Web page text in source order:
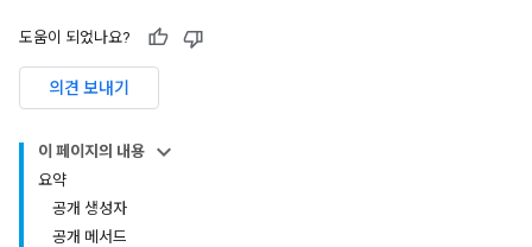
도움이 되었나요?
의견 보내기
이 페이지의 내용
요약
공개 생성자
공개 메서드